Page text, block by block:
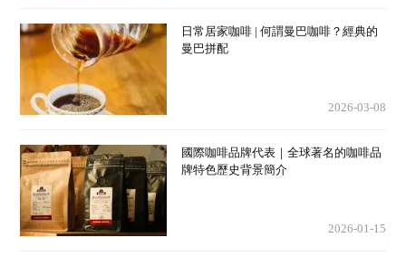
日常居家咖啡 | 何謂曼巴咖啡？經典的
曼巴拼配
2026-03-08
國際咖啡品牌代表｜全球著名的咖啡品
牌特色歷史背景簡介
2026-01-15